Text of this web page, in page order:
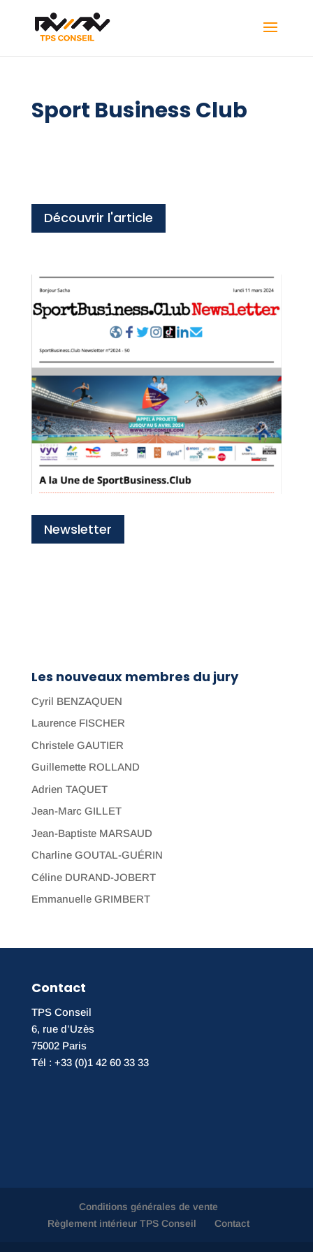
Sport Business Club
Découvrir l'article
Newsletter
Les nouveaux membres du jury
Cyril BENZAQUEN
Laurence FISCHER
Christele GAUTIER
Guillemette ROLLAND
Adrien TAQUET
Jean-Marc GILLET
Jean-Baptiste MARSAUD
Charline GOUTAL-GUÉRIN
Céline DURAND-JOBERT
Emmanuelle GRIMBERT
Contact
TPS Conseil
6, rue d’Uzès
75002 Paris
Tél : +33 (0)1 42 60 33 33
Conditions générales de vente
Règlement intérieur TPS Conseil
Contact